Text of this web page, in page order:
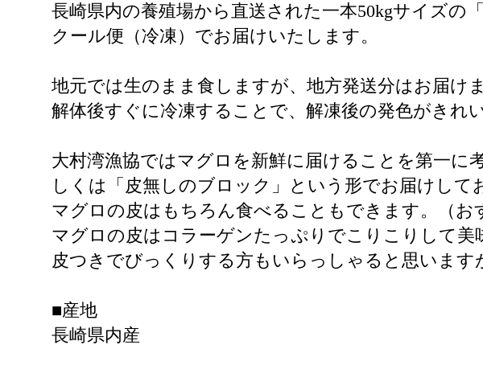
長崎県内の養殖場から直送された一本50kgサイズの
クール便（冷凍）でお届けいたします。
地元では生のまま食しますが、地方発送分はお届け
解体後すぐに冷凍することで、解凍後の発色がきれ
大村湾漁協ではマグロを新鮮に届けることを第一に
しくは「皮無しのブロック」という形でお届けして
マグロの皮はもちろん食べることもできます。（お
マグロの皮はコラーゲンたっぷりでこりこりして美
皮つきでびっくりする方もいらっしゃると思いま
■産地
長崎県内産